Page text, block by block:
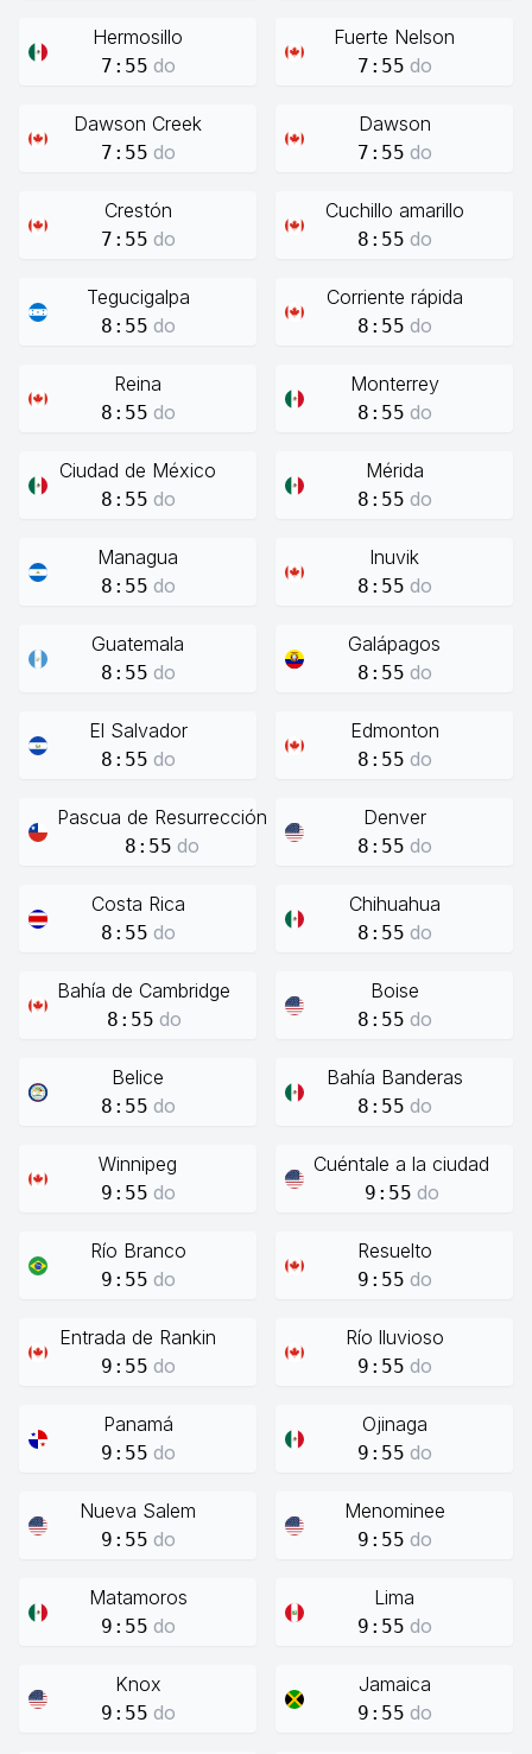
Hermosillo
7:55 do
Fuerte Nelson
7:55 do
Dawson Creek
7:55 do
Dawson
7:55 do
Crestón
7:55 do
Cuchillo amarillo
8:55 do
Tegucigalpa
8:55 do
Corriente rápida
8:55 do
Reina
8:55 do
Monterrey
8:55 do
Ciudad de México
8:55 do
Mérida
8:55 do
Managua
8:55 do
Inuvik
8:55 do
Guatemala
8:55 do
Galápagos
8:55 do
El Salvador
8:55 do
Edmonton
8:55 do
Pascua de Resurrección
8:55 do
Denver
8:55 do
Costa Rica
8:55 do
Chihuahua
8:55 do
Bahía de Cambridge
8:55 do
Boise
8:55 do
Belice
8:55 do
Bahía Banderas
8:55 do
Winnipeg
9:55 do
Cuéntale a la ciudad
9:55 do
Río Branco
9:55 do
Resuelto
9:55 do
Entrada de Rankin
9:55 do
Río lluvioso
9:55 do
Panamá
9:55 do
Ojinaga
9:55 do
Nueva Salem
9:55 do
Menominee
9:55 do
Matamoros
9:55 do
Lima
9:55 do
Knox
9:55 do
Jamaica
9:55 do